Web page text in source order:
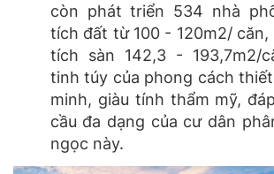
còn phát triển 534 nhà
tích đất từ 100 - 120m2/ căn,
tích sàn 142,3 - 193,7m2/
tinh túy của phong cách
minh, giàu tính thẩm mỹ,
cầu đa dạng của cư dân
ngọc này.